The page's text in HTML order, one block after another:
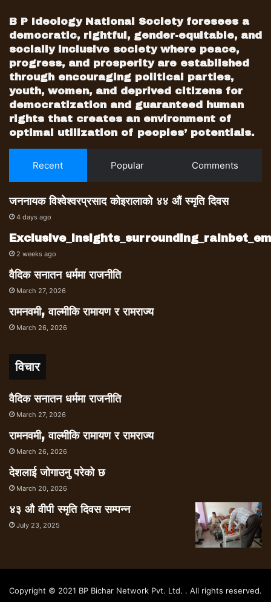
B P Ideology National Society foresees a
democratic, rightful, gender-equitable, and
socially inclusive society where peace,
progress, and prosperity are established
through encouraging political parties,
youth, women, and deprived citizens for
democratization and guaranteed human
rights that creates an environment of
optimal utilization of peoples’ potentials.
Recent Popular Comments
जननायक विश्वेश्वरप्रसाद कोइरालाको ४४ औं स्मृति दिवस
4 days ago
2 weeks ago
वैदिक सनातन धर्ममा राजनीति
March 27, 2026
रामनवमी, वाल्मीकि रामायण र रामराज्य
March 26, 2026
विचार
वैदिक सनातन धर्ममा राजनीति
March 27, 2026
रामनवमी, वाल्मीकि रामायण र रामराज्य
March 26, 2026
देशलाई जोगाउनु परेको छ
March 20, 2026
४३ औ वीपी स्मृति दिवस सम्पन्न
July 23, 2025
Copyright © 2021 BP Bichar Network Pvt. Ltd. . All rights reserved.